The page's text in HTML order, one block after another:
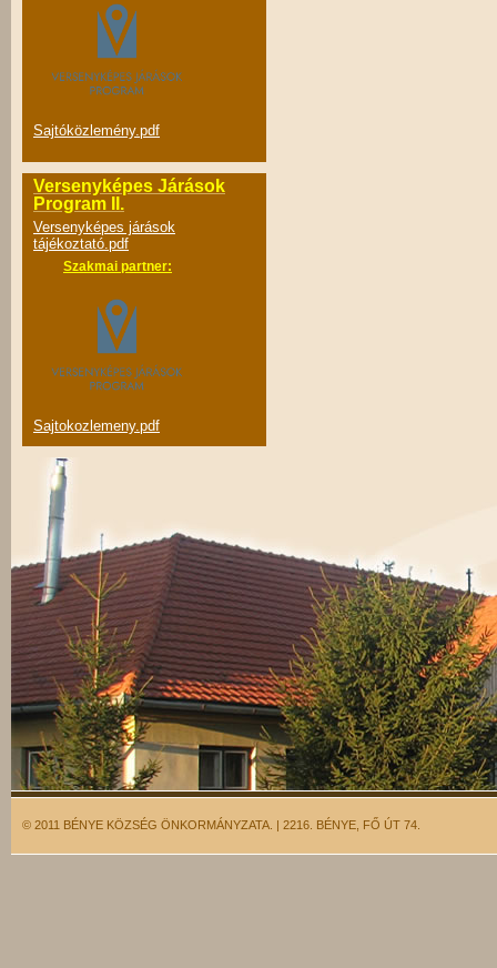
Sajtóközlemény.pdf
Versenyképes Járások
Program II.
Versenyképes járások
tájékoztató.pdf
Szakmai partner:
Sajtokozlemeny.pdf
© 2011 BÉNYE KÖZSÉG ÖNKORMÁNYZATA. | 2216. BÉNYE, FŐ ÚT 74.